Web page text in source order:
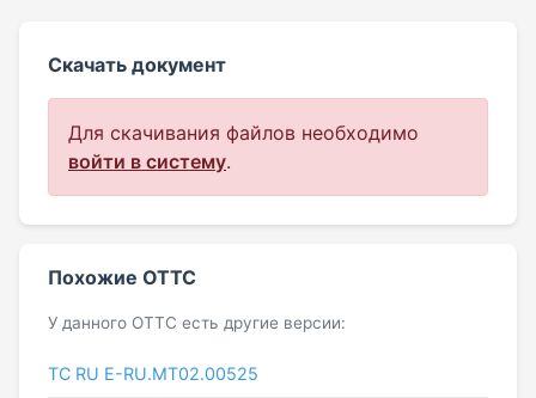
Скачать документ
Для скачивания файлов необходимо
войти в систему.
Похожие ОТТС
У данного ОТТС есть другие версии:
ТС RU Е-RU.МТ02.00525